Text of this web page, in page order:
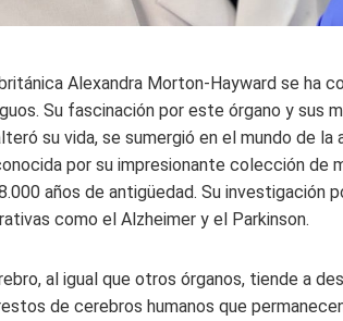
Alexandra Morton-Hayward se ha
Su fascinación por este órgano y sus
su vida, se sumergió en el mundo de
por su impresionante colección de
años de antigüedad. Su investigación
como el Alzheimer y el Parkinson.
al igual que otros órganos, tiende a
de cerebros humanos que